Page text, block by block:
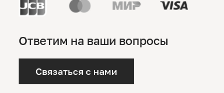
Ответим на ваши вопросы
Связаться с нами